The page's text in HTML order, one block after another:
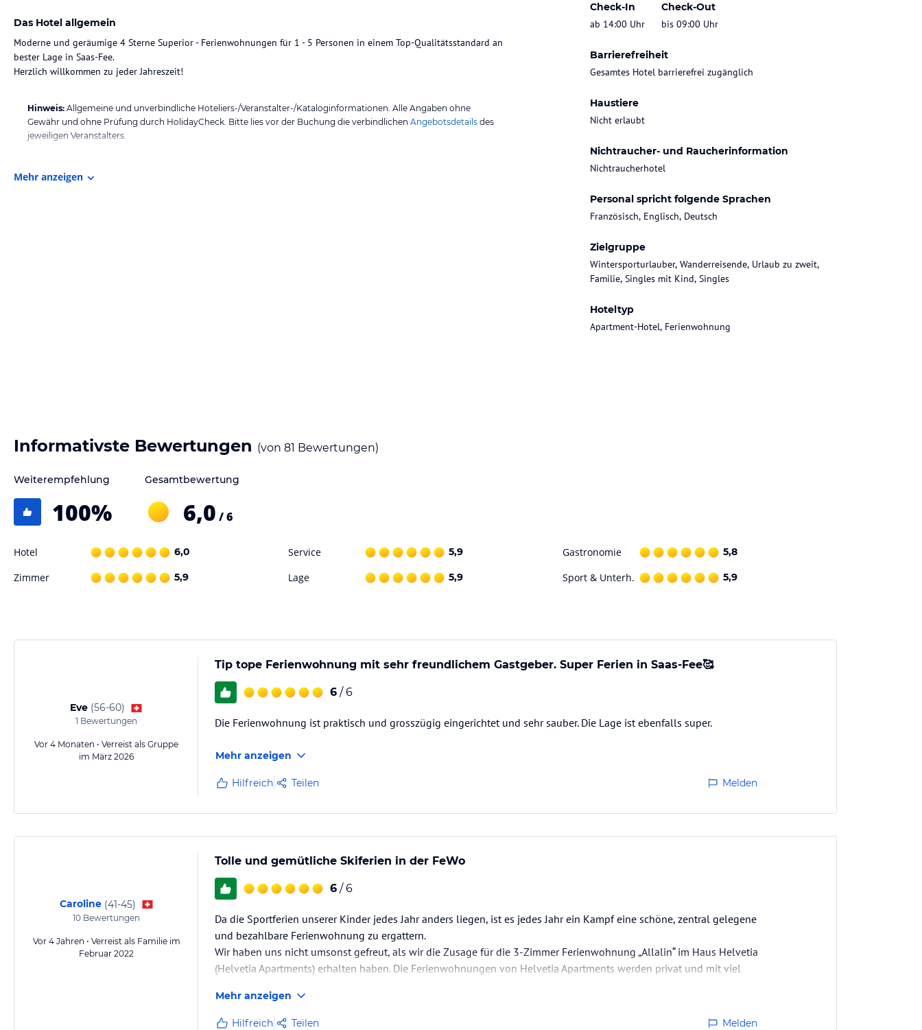
Check-In
ab 14:00 Uhr
Check-Out
bis 09:00 Uhr
Barrierefreiheit
Gesamtes Hotel barrierefrei zugänglich
Haustiere
Nicht erlaubt
Nichtraucher- und Raucherinformation
Nichtraucherhotel
Personal spricht folgende Sprachen
Französisch, Englisch, Deutsch
Zielgruppe
Wintersporturlauber, Wanderreisende, Urlaub zu zweit,
Familie, Singles mit Kind, Singles
Hoteltyp
Apartment-Hotel, Ferienwohnung
Das Hotel allgemein
Moderne und geräumige 4 Sterne Superior - Ferienwohnungen für 1 - 5 Personen in einem Top-Qualitätsstandard an
bester Lage in Saas-Fee.
Herzlich willkommen zu jeder Jahreszeit!
Hinweis: Allgemeine und unverbindliche Hoteliers-/Veranstalter-/Kataloginformationen. Alle Angaben ohne
Gewähr und ohne Prüfung durch HolidayCheck. Bitte lies vor der Buchung die verbindlichen Angebotsdetails des
jeweiligen Veranstalters.
Mehr anzeigen
Informativste Bewertungen (von 81 Bewertungen)
Weiterempfehlung
100%
Gesamtbewertung
6,0 / 6
Hotel 6,0 Service 5,9 Gastronomie 5,8
Zimmer 5,9 Lage 5,9 Sport & Unterh. 5,9
Eve (56-60)
1 Bewertungen
Vor 4 Monaten • Verreist als Gruppe
im März 2026
Tip tope Ferienwohnung mit sehr freundlichem Gastgeber. Super Ferien in Saas-Fee🥰
6 / 6
Die Ferienwohnung ist praktisch und grosszügig eingerichtet und sehr sauber. Die Lage ist ebenfalls super.
Mehr anzeigen
Hilfreich Teilen Melden
Caroline (41-45)
10 Bewertungen
Vor 4 Jahren • Verreist als Familie im
Februar 2022
Tolle und gemütliche Skiferien in der FeWo
6 / 6
Da die Sportferien unserer Kinder jedes Jahr anders liegen, ist es jedes Jahr ein Kampf eine schöne, zentral gelegene
und bezahlbare Ferienwohnung zu ergattern.
Wir haben uns nicht umsonst gefreut, als wir die Zusage für die 3-Zimmer Ferienwohnung „Allalin“ im Haus Helvetia
(Helvetia Apartments) erhalten haben. Die Ferienwohnungen von Helvetia Apartments werden privat und mit viel
weiterempfehlen.
Mehr anzeigen
Hilfreich Teilen Melden